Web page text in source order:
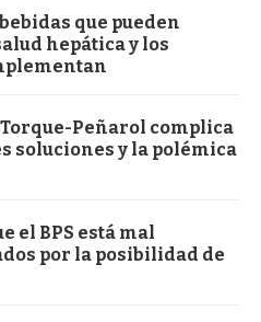
que pueden
hepática y los
Peñarol complica
soluciones y la polémica
el BPS está mal
por la posibilidad de